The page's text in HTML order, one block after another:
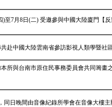
至7月8日(二) 受邀參與中國大陸廈門【
赴中國大陸雲南省參訪影視人類學暨社
所與台南市原住民事務委員會共同籌畫
日晚間由音像紀錄所學會在音像大樓主